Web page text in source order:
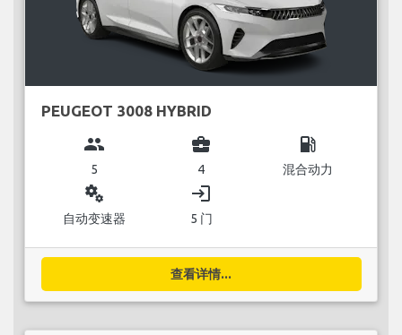
PEUGEOT 3008 HYBRID
group
5
business_center
4
local_gas_station
混合动力
miscellaneous_services
自动变速器
login
5 门
查看详情...